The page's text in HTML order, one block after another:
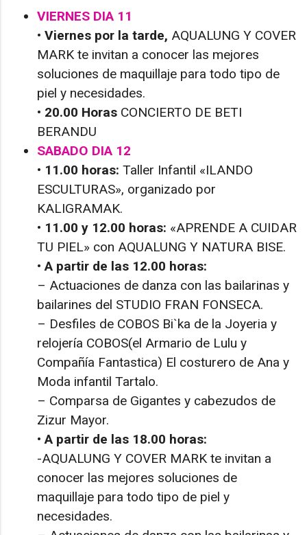
VIERNES DIA 11
• Viernes por la tarde, AQUALUNG Y COVER
MARK te invitan a conocer las mejores
soluciones de maquillaje para todo tipo de
piel y necesidades.
• 20.00 Horas CONCIERTO DE BETI
BERANDU
SABADO DIA 12
• 11.00 horas: Taller Infantil «ILANDO
ESCULTURAS», organizado por
KALIGRAMAK.
• 11.00 y 12.00 horas: «APRENDE A CUIDAR
TU PIEL» con AQUALUNG Y NATURA BISE.
• A partir de las 12.00 horas:
– Actuaciones de danza con las bailarinas y
bailarines del STUDIO FRAN FONSECA.
– Desfiles de COBOS Bi`ka de la Joyeria y
relojería COBOS(el Armario de Lulu y
Compañía Fantastica) El costurero de Ana y
Moda infantil Tartalo.
– Comparsa de Gigantes y cabezudos de
Zizur Mayor.
• A partir de las 18.00 horas:
-AQUALUNG Y COVER MARK te invitan a
conocer las mejores soluciones de
maquillaje para todo tipo de piel y
necesidades.